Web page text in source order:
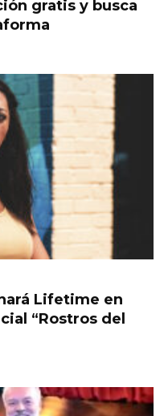
gratis y busca
Lifetime en
“Rostros del